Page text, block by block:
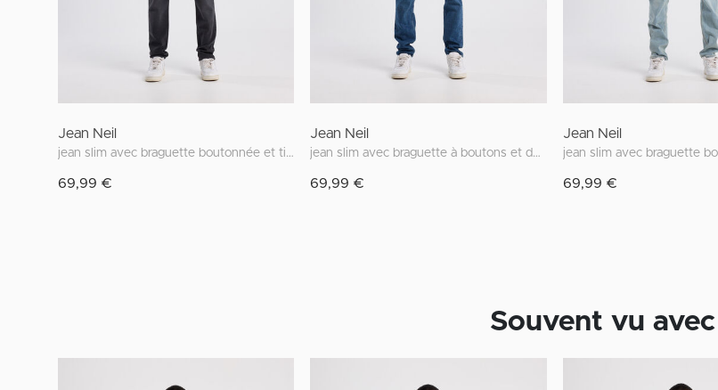
Jean Neil
jean slim avec braguette boutonnée et tissu stretch
69,99 €
Jean Neil
jean slim avec braguette à boutons et délavage noir
69,99 €
Jean Neil
69,99 €
Souvent vu avec